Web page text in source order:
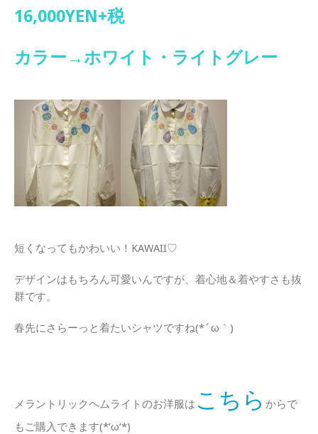
16,000YEN+税
カラー→ホワイト・ライトグレー
短くなってもかわいい！KAWAII♡
デザインはもちろん可愛いんですが、着心地＆着やすさも抜
群です。
春先にさらーっと着たいシャツですね(*´ω｀)
メラントリックヘムライトのお洋服は こちら からで
もご購入できます(*’ω’*)